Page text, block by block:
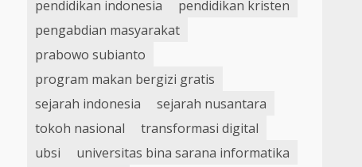
pendidikan indonesia
pendidikan kristen
pengabdian masyarakat
prabowo subianto
program makan bergizi gratis
sejarah indonesia
sejarah nusantara
tokoh nasional
transformasi digital
ubsi
universitas bina sarana informatika